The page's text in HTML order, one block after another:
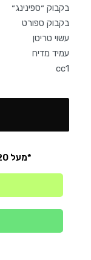
בקבוק ״ספינינג״
בקבוק ספורט
עשוי טריטן
עמיד מדיח
cc1
*מעל 20 יחידות – קבלו מחיר אטרקטיבי